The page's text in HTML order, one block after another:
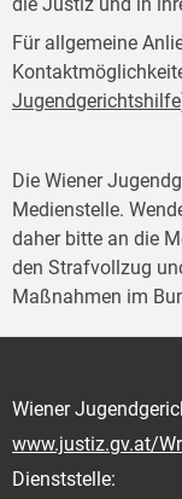
die Justiz und in
Für allgemeine
Jugendgerichtshilfe
Die Wiener
Medienstelle.
daher bitte an die
den Strafvollzug
Maßnahmen im
Wiener
www.justiz.gv.at/
Dienststelle: